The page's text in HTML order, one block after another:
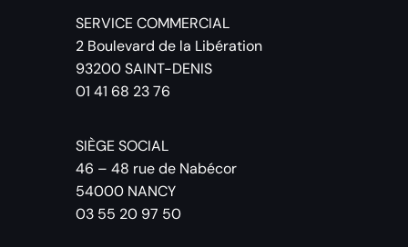
SERVICE COMMERCIAL
2 Boulevard de la Libération
93200 SAINT-DENIS
01 41 68 23 76
SIÈGE SOCIAL
46 – 48 rue de Nabécor
54000 NANCY
03 55 20 97 50